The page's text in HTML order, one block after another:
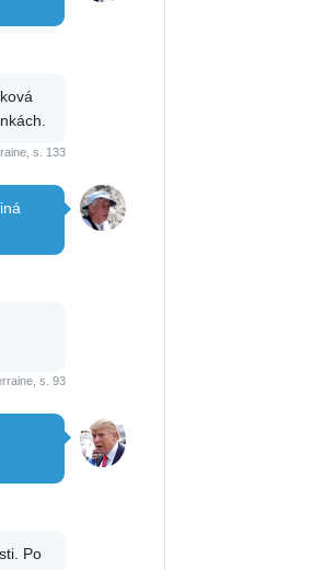
s. 133
s. 93
Po